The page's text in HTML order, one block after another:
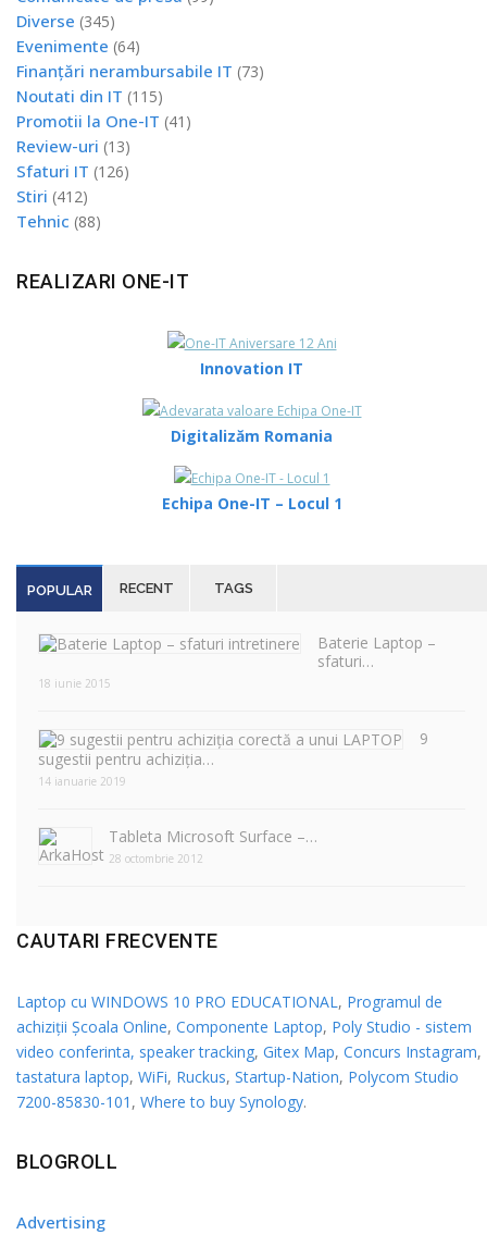
Diverse (345)
Evenimente (64)
Finanțări nerambursabile IT (73)
Noutati din IT (115)
Promotii la One-IT (41)
Review-uri (13)
Sfaturi IT (126)
Stiri (412)
Tehnic (88)
REALIZARI ONE-IT
Innovation IT
Digitalizăm Romania
Echipa One-IT – Locul 1
POPULAR RECENT TAGS
Baterie Laptop –
sfaturi…
18 iunie 2015
9
sugestii pentru achiziția…
14 ianuarie 2019
Tableta Microsoft Surface –…
28 octombrie 2012
CAUTARI FRECVENTE
Laptop cu WINDOWS 10 PRO EDUCATIONAL, Programul de
achiziții Școala Online, Componente Laptop, Poly Studio - sistem
video conferinta, speaker tracking, Gitex Map, Concurs Instagram,
tastatura laptop, WiFi, Ruckus, Startup-Nation, Polycom Studio
7200-85830-101 , Where to buy Synology.
BLOGROLL
Advertising